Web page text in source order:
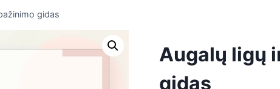
gidas
Augalų ligų
gidas